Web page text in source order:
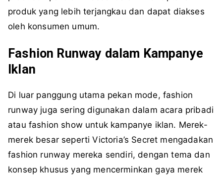
produk yang lebih terjangkau dan dapat diakses
oleh konsumen umum.
Fashion Runway dalam Kampanye
Iklan
Di luar panggung utama pekan mode, fashion
runway juga sering digunakan dalam acara pribadi
atau fashion show untuk kampanye iklan. Merek-
merek besar seperti Victoria’s Secret mengadakan
fashion runway mereka sendiri, dengan tema dan
konsep khusus yang mencerminkan gaya merek